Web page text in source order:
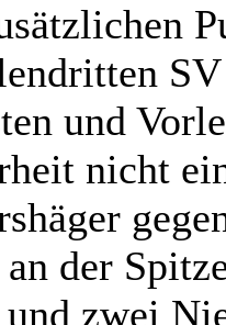
und
nicht
der
und zwei